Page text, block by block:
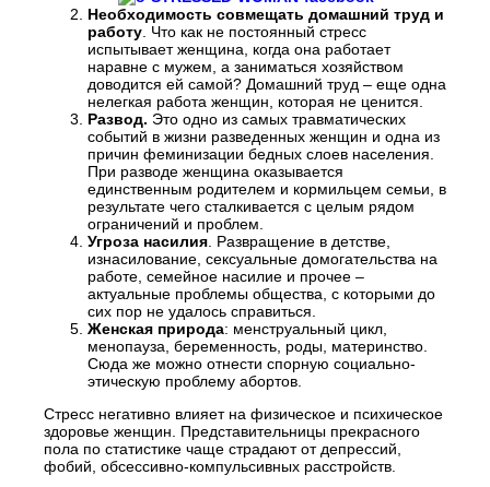
Необходимость совмещать домашний труд и
работу . Что как не постоянный стресс
испытывает женщина, когда она работает
наравне с мужем, а заниматься хозяйством
доводится ей самой? Домашний труд – еще одна
нелегкая работа женщин, которая не ценится.
Развод. Это одно из самых травматических
событий в жизни разведенных женщин и одна из
причин феминизации бедных слоев населения.
При разводе женщина оказывается
единственным родителем и кормильцем семьи, в
результате чего сталкивается с целым рядом
ограничений и проблем.
Угроза насилия . Развращение в детстве,
изнасилование, сексуальные домогательства на
работе, семейное насилие и прочее –
актуальные проблемы общества, с которыми до
сих пор не удалось справиться.
Женская природа: менструальный цикл,
менопауза, беременность, роды, материнство.
Сюда же можно отнести спорную социально-
этическую проблему абортов.
Стресс негативно влияет на физическое и психическое
здоровье женщин. Представительницы прекрасного
пола по статистике чаще страдают от депрессий,
фобий, обсессивно-компульсивных расстройств.